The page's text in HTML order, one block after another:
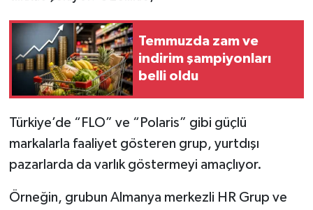
Temmuzda zam ve
indirim şampiyonları
belli oldu
Türkiye’de “FLO” ve “Polaris” gibi güçlü
markalarla faaliyet gösteren grup, yurtdışı
pazarlarda da varlık göstermeyi amaçlıyor.
Örneğin, grubun Almanya merkezli HR Grup ve